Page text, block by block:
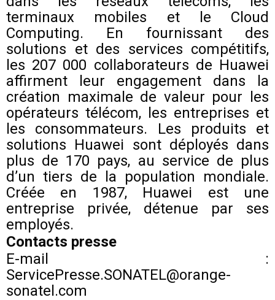
terminaux mobiles et le Cloud
Computing. En fournissant des
solutions et des services compétitifs,
les 207 000 collaborateurs de Huawei
affirment leur engagement dans la
création maximale de valeur pour les
opérateurs télécom, les entreprises et
les consommateurs. Les produits et
solutions Huawei sont déployés dans
plus de 170 pays, au service de plus
d’un tiers de la population mondiale.
Créée en 1987, Huawei est une
entreprise privée, détenue par ses
employés.
Contacts presse
E-mail :
ServicePresse.SONATEL@orange-
sonatel.com